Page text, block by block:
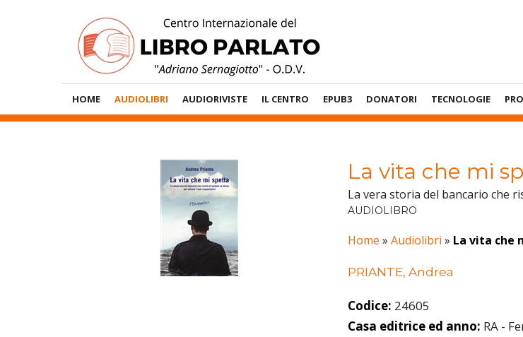
Menù
Principale
HOME AUDIOLIBRI AUDIORIVISTE IL CENTRO EPUB3 DONATORI TECNOLOGIE
La vita che mi
La vera storia del bancario che
AUDIOLIBRO
Home » Audiolibri » La vita che
PRIANTE, Andrea
Codice: 24605
Casa editrice ed anno: RA -